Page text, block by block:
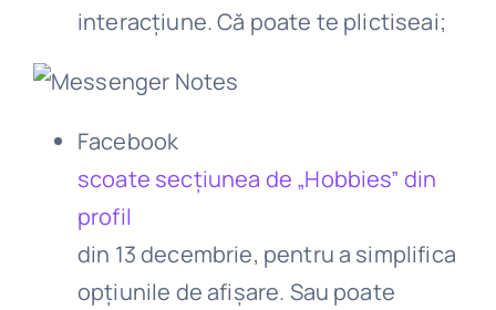
interacțiune. Că poate te plictiseai;
Facebook
scoate secțiunea de „Hobbies” din
profil
din 13 decembrie, pentru a simplifica
opțiunile de afișare. Sau poate